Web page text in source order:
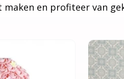
en profiteer van